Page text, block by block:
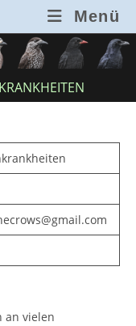
Menü
an vielen